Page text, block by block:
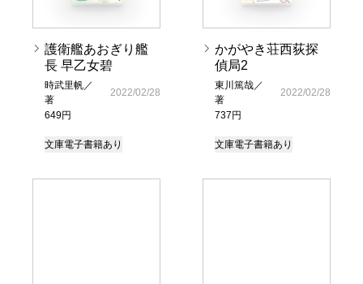
護衛艦あおぎり艦
長 早乙女碧
時武里帆／
著
649円
2022/02/28
文庫電子書籍あり
かがやき荘西荻探
偵局2
東川篤哉／
著
737円
2022/02/28
文庫電子書籍あり